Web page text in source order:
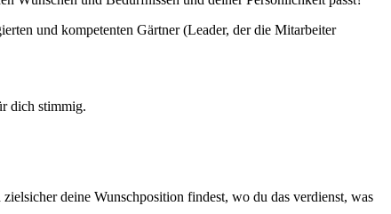
und kompetenten Gärtner (Leader, der die Mitarbeiter
dich stimmig.
deine Wunschposition findest, wo du das verdienst, was